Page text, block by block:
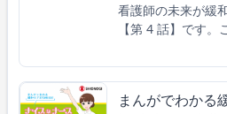
看護師の未来が緩
【第 4 話】です
まんがでわかる